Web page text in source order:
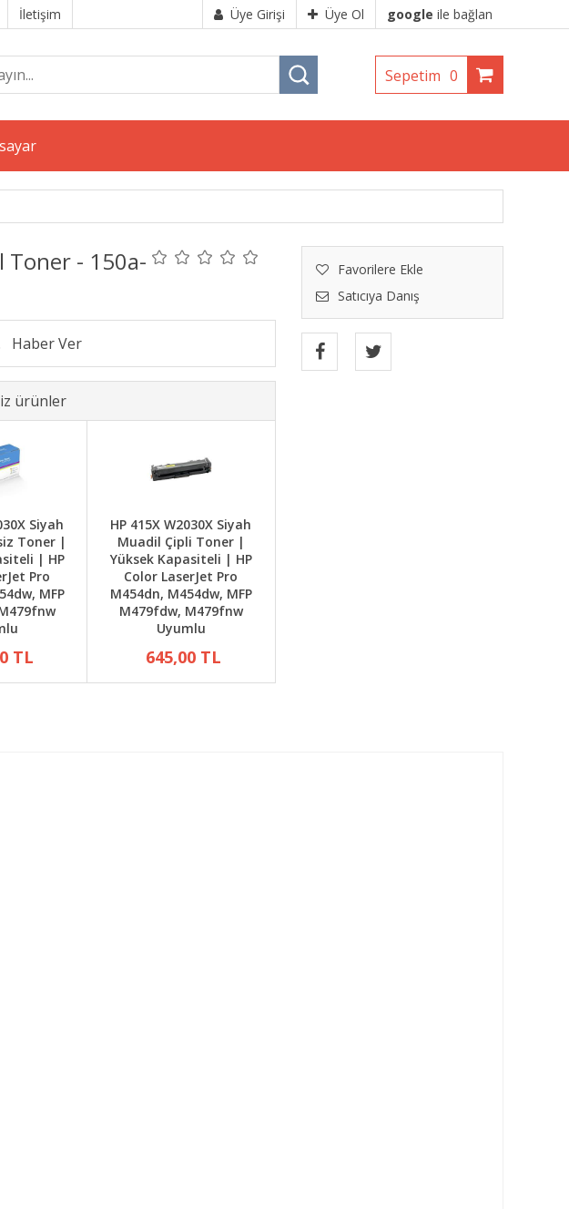
İletişim Üye Girişi Üye Ol google ile bağlan
Sepetim 0
Toner - 150a-
Favorilere Ekle
Satıcıya Danış
ürünler
Siyah
Toner |
| HP
Pro
MFP
TL
HP 415X W2030X Siyah
Muadil Çipli Toner |
Yüksek Kapasiteli | HP
Color LaserJet Pro
M454dn, M454dw, MFP
M479fdw, M479fnw
Uyumlu
645,00 TL